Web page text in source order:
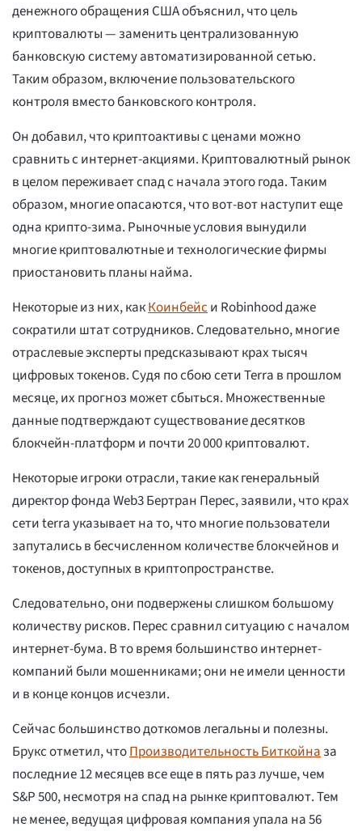
денежного обращения США объяснил, что цель
криптовалюты — заменить централизованную
банковскую систему автоматизированной сетью.
Таким образом, включение пользовательского
контроля вместо банковского контроля.
Он добавил, что криптоактивы с ценами можно
сравнить с интернет-акциями. Криптовалютный рынок
в целом переживает спад с начала этого года. Таким
образом, многие опасаются, что вот-вот наступит еще
одна крипто-зима. Рыночные условия вынудили
многие криптовалютные и технологические фирмы
приостановить планы найма.
Некоторые из них, какКоинбейси Robinhood даже
сократили штат сотрудников. Следовательно, многие
отраслевые эксперты предсказывают крах тысяч
цифровых токенов. Судя по сбою сети Terra в прошлом
месяце, их прогноз может сбыться. Множественные
данные подтверждают существование десятков
блокчейн-платформ и почти 20 000 криптовалют.
Некоторые игроки отрасли, такие как генеральный
директор фонда Web3 Бертран Перес, заявили, что крах
сети terra указывает на то, что многие пользователи
запутались в бесчисленном количестве блокчейнов и
токенов, доступных в криптопространстве.
Следовательно, они подвержены слишком большому
количеству рисков. Перес сравнил ситуацию с началом
интернет-бума. В то время большинство интернет-
компаний были мошенниками; они не имели ценности
и в конце концов исчезли.
Сейчас большинство доткомов легальны и полезны.
Брукс отметил, чтоПроизводительность Биткойназа
последние 12 месяцев все еще в пять раз лучше, чем
S&P 500, несмотря на спад на рынке криптовалют. Тем
не менее, ведущая цифровая компания упала на 56